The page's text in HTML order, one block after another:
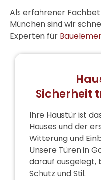
Als erfahrener
München sind wir
Experten für
Sicherheit
Ihre Haustür ist
Hauses und der
Witterung und
Unsere Türen in
darauf ausgelegt,
Schutz und Stil.